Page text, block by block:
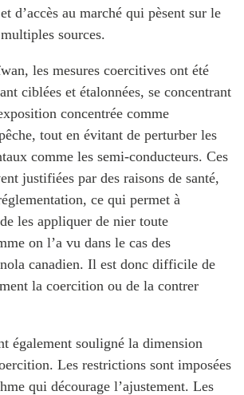
d’accès au marché qui pèsent sur le
sources.
les mesures coercitives ont été
ciblées et étalonnées, se concentrant
concentrée comme
tout en évitant de perturber les
comme les semi-conducteurs. Ces
justifiées par des raisons de santé,
ce qui permet à
les appliquer de nier toute
on l’a vu dans le cas des
canadien. Il est donc difficile de
la coercition ou de la contrer
également souligné la dimension
Les restrictions sont imposées
qui décourage l’ajustement. Les